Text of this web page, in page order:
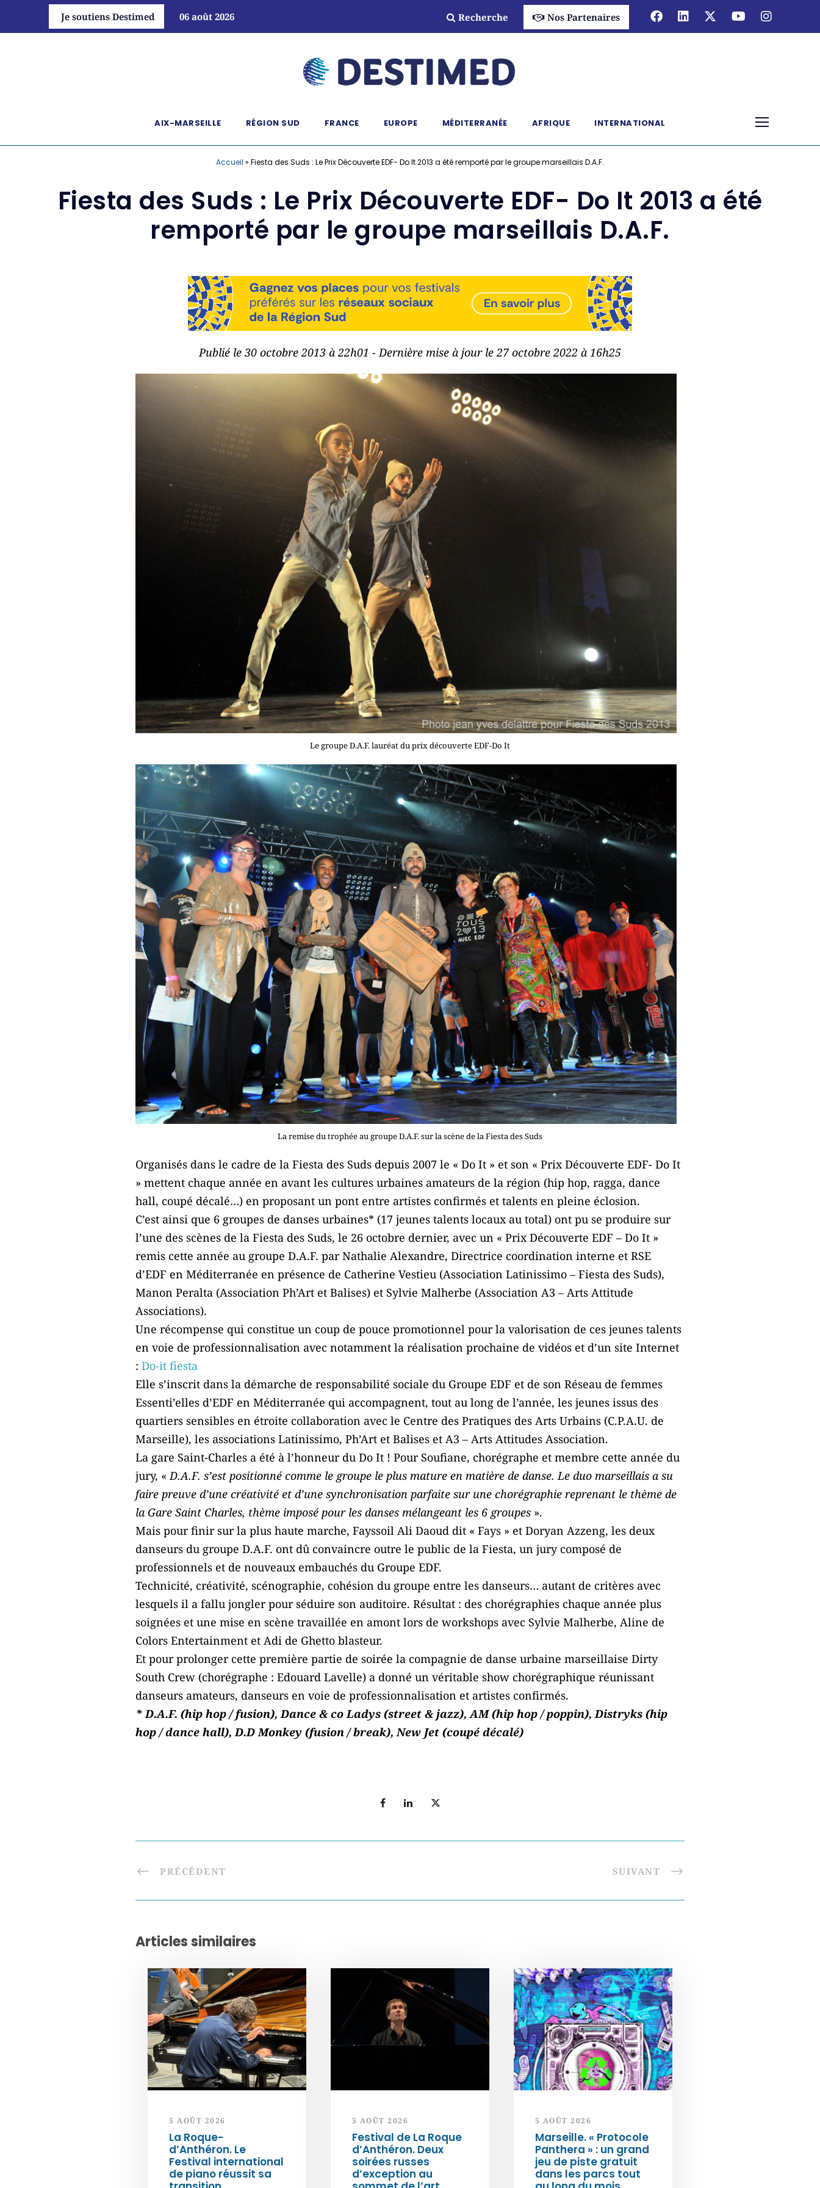
Je soutiens Destimed 06 août 2026 Recherche Nos Partenaires
AIX-MARSEILLE RÉGION SUD FRANCE EUROPE MÉDITERRANÉE AFRIQUE INTERNATIONAL
Accueil » Fiesta des Suds : Le Prix Découverte EDF- Do It 2013 a été remporté par le groupe marseillais D.A.F.
Fiesta des Suds : Le Prix Découverte EDF- Do It 2013 a été
remporté par le groupe marseillais D.A.F.
Publié le 30 octobre 2013 à 22h01 - Dernière mise à jour le 27 octobre 2022 à 16h25
Le groupe D.A.F. lauréat du prix découverte EDF-Do It
La remise du trophée au groupe D.A.F. sur la scène de la Fiesta des Suds
Organisés dans le cadre de la Fiesta des Suds depuis 2007 le « Do It » et son « Prix Découverte EDF- Do It
» mettent chaque année en avant les cultures urbaines amateurs de la région (hip hop, ragga, dance
hall, coupé décalé…) en proposant un pont entre artistes confirmés et talents en pleine éclosion.
C’est ainsi que 6 groupes de danses urbaines* (17 jeunes talents locaux au total) ont pu se produire sur
l’une des scènes de la Fiesta des Suds, le 26 octobre dernier, avec un « Prix Découverte EDF – Do It »
remis cette année au groupe D.A.F. par Nathalie Alexandre, Directrice coordination interne et RSE
d’EDF en Méditerranée en présence de Catherine Vestieu (Association Latinissimo – Fiesta des Suds),
Manon Peralta (Association Ph’Art et Balises) et Sylvie Malherbe (Association A3 – Arts Attitude
Associations).
Une récompense qui constitue un coup de pouce promotionnel pour la valorisation de ces jeunes talents
en voie de professionnalisation avec notamment la réalisation prochaine de vidéos et d’un site Internet
: Do-it fiesta
Elle s’inscrit dans la démarche de responsabilité sociale du Groupe EDF et de son Réseau de femmes
Essenti’elles d’EDF en Méditerranée qui accompagnent, tout au long de l’année, les jeunes issus des
quartiers sensibles en étroite collaboration avec le Centre des Pratiques des Arts Urbains (C.P.A.U. de
Marseille), les associations Latinissimo, Ph’Art et Balises et A3 – Arts Attitudes Association.
La gare Saint-Charles a été à l’honneur du Do It ! Pour Soufiane, chorégraphe et membre cette année du
jury, «D.A.F. s’est positionné comme le groupe le plus mature en matière de danse. Le duo marseillais a su
faire preuve d’une créativité et d’une synchronisation parfaite sur une chorégraphie reprenant le thème de
la Gare Saint Charles, thème imposé pour les danses mélangeant les 6 groupes ».
Mais pour finir sur la plus haute marche, Fayssoil Ali Daoud dit « Fays » et Doryan Azzeng, les deux
danseurs du groupe D.A.F. ont dû convaincre outre le public de la Fiesta, un jury composé de
professionnels et de nouveaux embauchés du Groupe EDF.
Technicité, créativité, scénographie, cohésion du groupe entre les danseurs… autant de critères avec
lesquels il a fallu jongler pour séduire son auditoire. Résultat : des chorégraphies chaque année plus
soignées et une mise en scène travaillée en amont lors de workshops avec Sylvie Malherbe, Aline de
Colors Entertainment et Adi de Ghetto blasteur.
Et pour prolonger cette première partie de soirée la compagnie de danse urbaine marseillaise Dirty
South Crew (chorégraphe : Edouard Lavelle) a donné un véritable show chorégraphique réunissant
danseurs amateurs, danseurs en voie de professionnalisation et artistes confirmés.
* D.A.F. (hip hop / fusion), Dance & co Ladys (street & jazz), AM (hip hop / poppin), Distryks (hip
hop / dance hall), D.D Monkey (fusion / break), New Jet (coupé décalé)
PRÉCÉDENT SUIVANT
Articles similaires
5 AOÛT 2026
La Roque-
d’Anthéron. Le
Festival international
de piano réussit sa
5 AOÛT 2026
Festival de La Roque
d’Anthéron. Deux
soirées russes
d’exception au
5 AOÛT 2026
Marseille. « Protocole
Panthera » : un grand
jeu de piste gratuit
dans les parcs tout